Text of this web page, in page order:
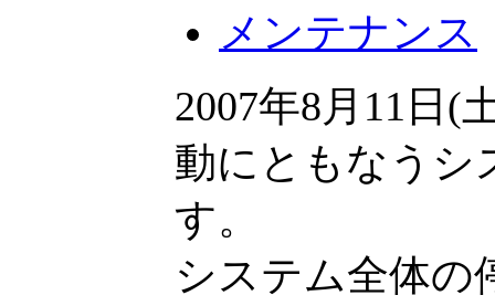
メンテナンス
2007年8月11日(
動にともなうシ
す。
システム全体の